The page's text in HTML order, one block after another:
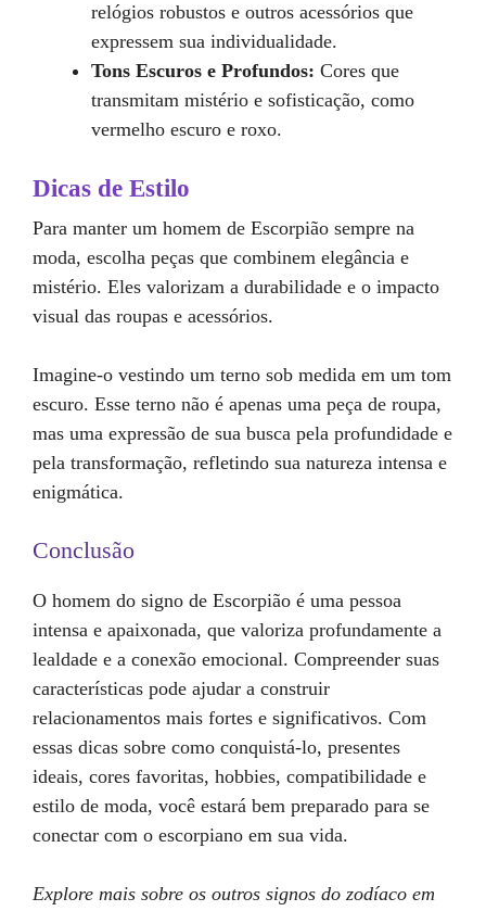
relógios robustos e outros acessórios que
expressem sua individualidade.
Tons Escuros e Profundos: Cores que
transmitam mistério e sofisticação, como
vermelho escuro e roxo.
Dicas de Estilo
Para manter um homem de Escorpião sempre na
moda, escolha peças que combinem elegância e
mistério. Eles valorizam a durabilidade e o impacto
visual das roupas e acessórios.
Imagine-o vestindo um terno sob medida em um tom
escuro. Esse terno não é apenas uma peça de roupa,
mas uma expressão de sua busca pela profundidade e
pela transformação, refletindo sua natureza intensa e
enigmática.
Conclusão
O homem do signo de Escorpião é uma pessoa
intensa e apaixonada, que valoriza profundamente a
lealdade e a conexão emocional. Compreender suas
características pode ajudar a construir
relacionamentos mais fortes e significativos. Com
essas dicas sobre como conquistá-lo, presentes
ideais, cores favoritas, hobbies, compatibilidade e
estilo de moda, você estará bem preparado para se
conectar com o escorpiano em sua vida.
Explore mais sobre os outros signos do zodíaco em